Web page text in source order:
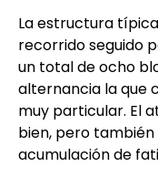
La estructura
recorrido seguido
un total de ocho
alternancia la que
muy particular. El
bien, pero
acumulación de